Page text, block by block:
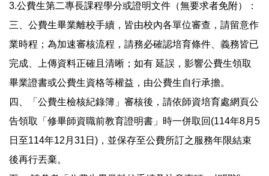
3.公費生第二專長課程學分或證明文件（無要求者免附）：
三、公費生畢業離校手續，皆由校內各單位審查，請留意作
業時程；為加速審核流程，請務必確認培育條件、義務皆已
完成、上傳資料正確且清晰；如有 延誤，影響公費生領取
畢業證書或公費生資格等權益，由公費生自行承擔。
四、「公費生檢核紀錄簿」審核後，請依師資培育處網頁公
告領取「修畢師資職前教育證明書」時一併取回(114年8月5
日至114年12月31日)，並保存至公費所訂之服務年限結束
後再行丟棄。